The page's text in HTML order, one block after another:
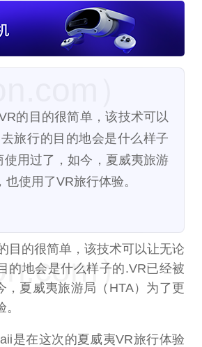
的目的很简单，该技术可以
旅行的目的地会是什么样子
用过了，如今，夏威夷旅游
使用了VR旅行体验。
目的很简单，该技术可以让无论
的地会是什么样子的.VR已经被
夏威夷旅游局（HTA）为了更
是在这次的夏威夷VR旅行体验
）
）